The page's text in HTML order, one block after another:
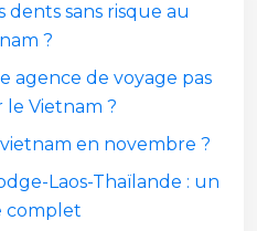
dents sans risque au
?
agence de voyage pas
Vietnam ?
en novembre ?
Laos-Thaïlande : un
complet